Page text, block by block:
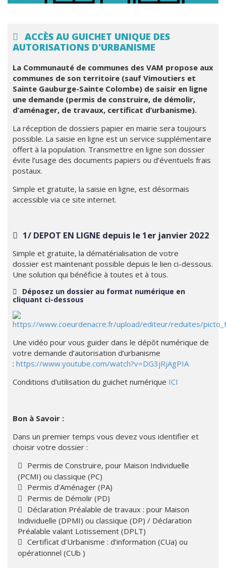
ACCÈS AU GUICHET UNIQUE DES
AUTORISATIONS D'URBANISME
La Communauté de communes des VAM propose aux
communes de son territoire (sauf Vimoutiers et
Sainte Gauburge-Sainte Colombe) de saisir en ligne
une demande (permis de construire, de démolir,
d’aménager, de travaux, certificat d’urbanisme).
La réception de dossiers papier en mairie sera toujours
possible. La saisie en ligne est un service supplémentaire
offert à la population. Transmettre en ligne son dossier
évite l’usage des documents papiers ou d’éventuels frais
postaux.
Simple et gratuite, la saisie en ligne, est désormais
accessible via ce site internet.
1/ DEPOT EN LIGNE depuis le 1er janvier 2022
Simple et gratuite, la dématérialisation de votre
dossier est maintenant possible depuis le lien ci-dessous.
Une solution qui bénéficie à toutes et à tous.
Déposez un dossier au format numérique en
cliquant ci-dessous
Une vidéo pour vous guider dans le dépôt numérique de
votre demande d’autorisation d’urbanisme
: https://www.youtube.com/watch?v=DG3jRjAgPIA
Conditions d'utilisation du guichet numérique ICI
Bon à Savoir :
Dans un premier temps vous devez vous identifier et
choisir votre dossier :
Permis de Construire, pour Maison Individuelle
(PCMI) ou classique (PC)
Permis d’Aménager (PA)
Permis de Démolir (PD)
Déclaration Préalable de travaux : pour Maison
Individuelle (DPMI) ou classique (DP) / Déclaration
Préalable valant Lotissement (DPLT)
Certificat d’Urbanisme : d’information (CUa) ou
opérationnel (CUb )